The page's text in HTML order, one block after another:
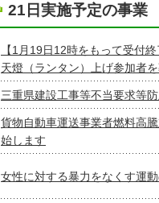
21日実施予定の事業
【1月19日12時をもって受付
天燈（ランタン）上げ参加者を
三重県建設工事等不当要求等
貨物自動車運送事業者燃料高
始します
女性に対する暴力をなくす運